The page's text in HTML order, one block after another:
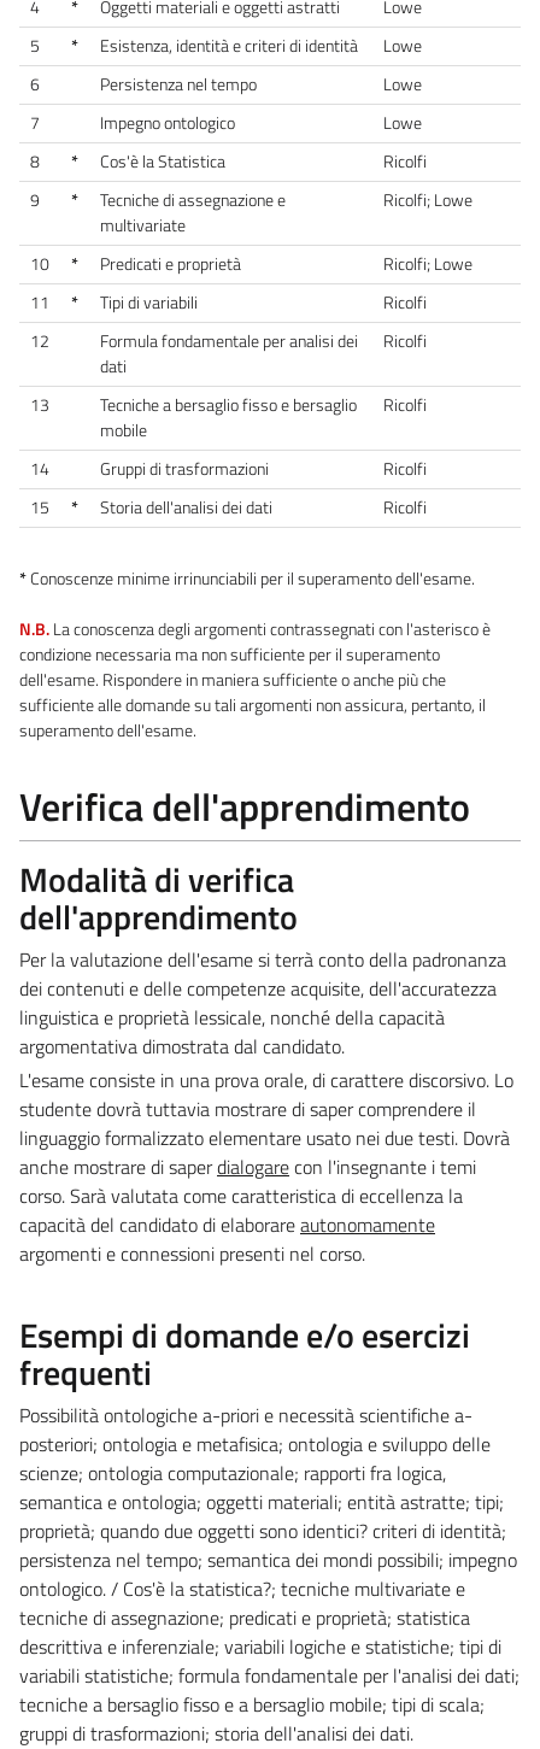
4 * Oggetti materiali e oggetti astratti
Lowe
5
* Esistenza, identità e criteri di identità
Lowe
6
Persistenza nel tempo
Lowe
7
Impegno ontologico
Lowe
8
* Cos'è la Statistica
Ricolfi
9
*
Tecniche di assegnazione e
multivariate
Ricolfi; Lowe
10 * Predicati e proprietà
Ricolfi; Lowe
11
* Tipi di variabili
Ricolfi
12
Formula fondamentale per analisi dei
dati
Ricolfi
13
Tecniche a bersaglio fisso e bersaglio
mobile
Ricolfi
14 Gruppi di trasformazioni
Ricolfi
15
* Storia dell'analisi dei dati Ricolfi
*Conoscenze minime irrinunciabili per il superamento dell'esame.
N.B.La conoscenza degli argomenti contrassegnati con l'asterisco è
condizione necessaria ma non sufficiente per il superamento
dell'esame. Rispondere in maniera sufficiente o anche più che
sufficiente alle domande su tali argomenti non assicura, pertanto, il
superamento dell'esame.
Verifica dell'apprendimento
Modalità di verifica
dell'apprendimento
Per la valutazione dell'esame si terrà conto della padronanza
dei contenuti e delle competenze acquisite, dell'accuratezza
linguistica e proprietà lessicale, nonché della capacità
argomentativa dimostrata dal candidato.
L'esame consiste in una prova orale, di carattere discorsivo. Lo
studente dovrà tuttavia mostrare di saper comprendere il
linguaggio formalizzato elementare usato nei due testi. Dovrà
anche mostrare di saperdialogarecon l'insegnante i temi
corso. Sarà valutata come caratteristica di eccellenza la
capacità del candidato di elaborareautonomamente
argomenti e connessioni presenti nel corso.
Esempi di domande e/o esercizi
frequenti
Possibilità ontologiche a-priori e necessità scientifiche a-
posteriori; ontologia e metafisica; ontologia e sviluppo delle
scienze; ontologia computazionale; rapporti fra logica,
semantica e ontologia; oggetti materiali; entità astratte; tipi;
proprietà; quando due oggetti sono identici? criteri di identità;
persistenza nel tempo; semantica dei mondi possibili; impegno
ontologico. / Cos'è la statistica?; tecniche multivariate e
tecniche di assegnazione; predicati e proprietà; statistica
descrittiva e inferenziale; variabili logiche e statistiche; tipi di
variabili statistiche; formula fondamentale per l'analisi dei dati;
tecniche a bersaglio fisso e a bersaglio mobile; tipi di scala;
gruppi di trasformazioni; storia dell'analisi dei dati.